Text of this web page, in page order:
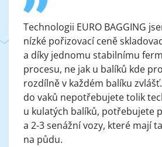
Technologii EURO BAGGING
nízké pořizovací ceně
a díky jednomu stabilnímu
procesu, ne jak u balíků kde
rozdílně v každém balíku
do vaků nepotřebujete tolik
u kulatých balíků, potřebujete
a 2-3 senážní vozy, které mají
na půdu.